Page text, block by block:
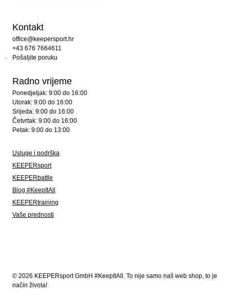
Kontakt
office@keepersport.hr
+43 676 7664611
Pošaljite poruku
Radno vrijeme
Ponedjeljak: 9:00 do 16:00
Utorak: 9:00 do 16:00
Srijeda: 9:00 do 16:00
Četvrtak: 9:00 do 16:00
Petak: 9:00 do 13:00
Usluge i podrška
KEEPERsport
KEEPERbattle
Blog #KeepItAll
KEEPERtraining
Vaše prednosti
© 2026 KEEPERsport GmbH #KeepItAll. To nije samo naš web shop, to je
način života!